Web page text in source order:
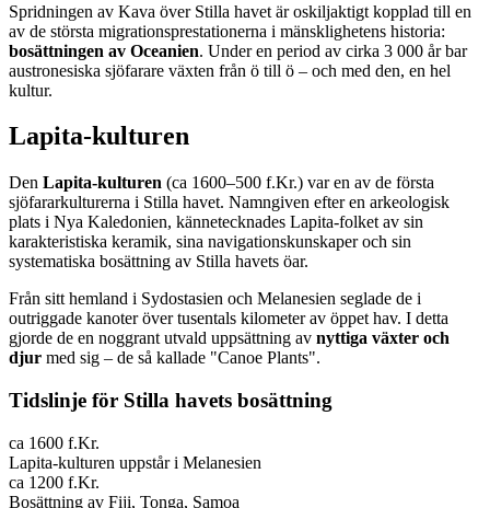
Spridningen av Kava över Stilla havet är oskiljaktigt kopplad till en
av de största migrationsprestationerna i mänsklighetens historia:
bosättningen av Oceanien. Under en period av cirka 3 000 år bar
austronesiska sjöfarare växten från ö till ö – och med den, en hel
kultur.
Lapita-kulturen
Den Lapita-kulturen (ca 1600–500 f.Kr.) var en av de första
sjöfararkulturerna i Stilla havet. Namngiven efter en arkeologisk
plats i Nya Kaledonien, kännetecknades Lapita-folket av sin
karakteristiska keramik, sina navigationskunskaper och sin
systematiska bosättning av Stilla havets öar.
Från sitt hemland i Sydostasien och Melanesien seglade de i
outriggade kanoter över tusentals kilometer av öppet hav. I detta
gjorde de en noggrant utvald uppsättning av nyttiga växter och
djur med sig – de så kallade "Canoe Plants".
Tidslinje för Stilla havets bosättning
ca 1600 f.Kr.
Lapita-kulturen uppstår i Melanesien
ca 1200 f.Kr.
Bosättning av Fiji, Tonga, Samoa